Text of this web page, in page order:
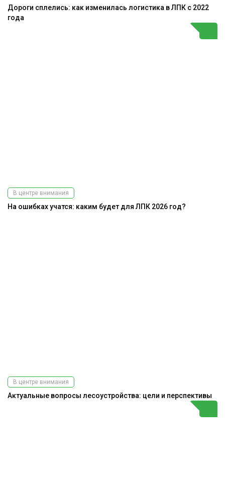
Дороги сплелись: как изменилась логистика в ЛПК с 2022
года
В центре внимания
На ошибках учатся: каким будет для ЛПК 2026 год?
В центре внимания
Актуальные вопросы лесоустройства: цели и перспективы